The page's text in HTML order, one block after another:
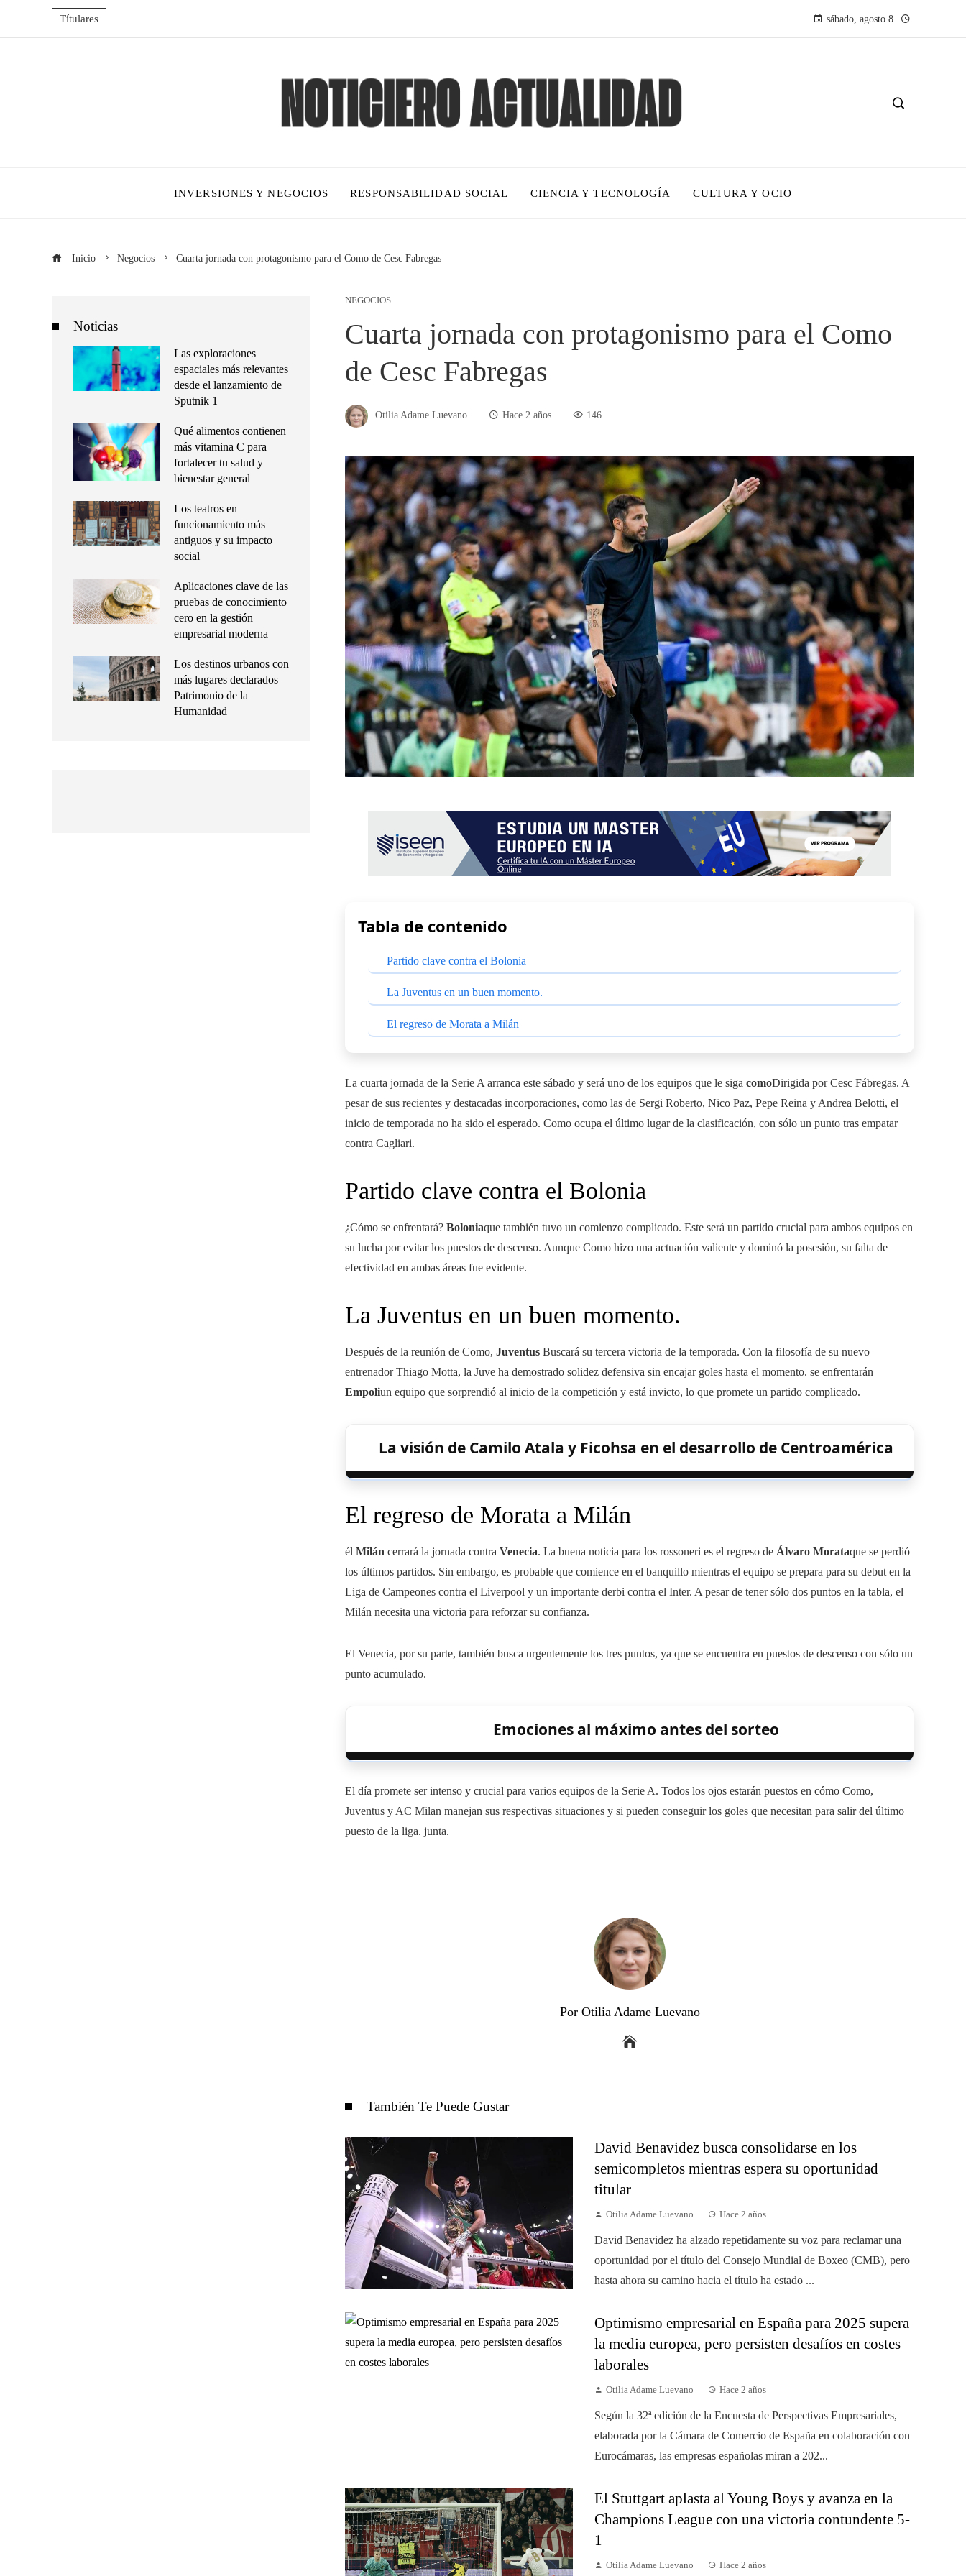
Títulares sábado, agosto 8
INVERSIONES Y NEGOCIOS RESPONSABILIDAD SOCIAL CIENCIA Y TECNOLOGÍA CULTURA Y OCIO
Inicio Negocios Cuarta jornada con protagonismo para el Como de Cesc Fabregas
NEGOCIOS
Cuarta jornada con protagonismo para el Como
de Cesc Fabregas
Otilia Adame Luevano Hace 2 años 146
Tabla de contenido
Partido clave contra el Bolonia
La Juventus en un buen momento.
El regreso de Morata a Milán
La cuarta jornada de la Serie A arranca este sábado y será uno de los equipos que le siga comoDirigida por Cesc Fábregas. A
pesar de sus recientes y destacadas incorporaciones, como las de Sergi Roberto, Nico Paz, Pepe Reina y Andrea Belotti, el
inicio de temporada no ha sido el esperado. Como ocupa el último lugar de la clasificación, con sólo un punto tras empatar
contra Cagliari.
Partido clave contra el Bolonia
¿Cómo se enfrentará? Boloniaque también tuvo un comienzo complicado. Este será un partido crucial para ambos equipos en
su lucha por evitar los puestos de descenso. Aunque Como hizo una actuación valiente y dominó la posesión, su falta de
efectividad en ambas áreas fue evidente.
La Juventus en un buen momento.
Después de la reunión de Como, Juventus Buscará su tercera victoria de la temporada. Con la filosofía de su nuevo
entrenador Thiago Motta, la Juve ha demostrado solidez defensiva sin encajar goles hasta el momento. se enfrentarán
Empoliun equipo que sorprendió al inicio de la competición y está invicto, lo que promete un partido complicado.
La visión de Camilo Atala y Ficohsa en el desarrollo de Centroamérica
El regreso de Morata a Milán
él Milán cerrará la jornada contra Venecia. La buena noticia para los rossoneri es el regreso de Álvaro Morataque se perdió
los últimos partidos. Sin embargo, es probable que comience en el banquillo mientras el equipo se prepara para su debut en la
Liga de Campeones contra el Liverpool y un importante derbi contra el Inter. A pesar de tener sólo dos puntos en la tabla, el
Milán necesita una victoria para reforzar su confianza.
El Venecia, por su parte, también busca urgentemente los tres puntos, ya que se encuentra en puestos de descenso con sólo un
punto acumulado.
Emociones al máximo antes del sorteo
El día promete ser intenso y crucial para varios equipos de la Serie A. Todos los ojos estarán puestos en cómo Como,
Juventus y AC Milan manejan sus respectivas situaciones y si pueden conseguir los goles que necesitan para salir del último
puesto de la liga. junta.
Por Otilia Adame Luevano
También Te Puede Gustar
David Benavidez busca consolidarse en los
semicompletos mientras espera su oportunidad
titular
Otilia Adame Luevano Hace 2 años
David Benavidez ha alzado repetidamente su voz para reclamar una
oportunidad por el título del Consejo Mundial de Boxeo (CMB), pero
hasta ahora su camino hacia el título ha estado ...
Optimismo empresarial en España para 2025 supera
la media europea, pero persisten desafíos en costes
laborales
Otilia Adame Luevano Hace 2 años
Según la 32ª edición de la Encuesta de Perspectivas Empresariales,
elaborada por la Cámara de Comercio de España en colaboración con
Eurocámaras, las empresas españolas miran a 202...
El Stuttgart aplasta al Young Boys y avanza en la
Champions League con una victoria contundente 5-
1
Otilia Adame Luevano Hace 2 años
Noticias
Las exploraciones
espaciales más relevantes
desde el lanzamiento de
Sputnik 1
Qué alimentos contienen
más vitamina C para
fortalecer tu salud y
bienestar general
Los teatros en
funcionamiento más
antiguos y su impacto
social
Aplicaciones clave de las
pruebas de conocimiento
cero en la gestión
empresarial moderna
Los destinos urbanos con
más lugares declarados
Patrimonio de la
Humanidad